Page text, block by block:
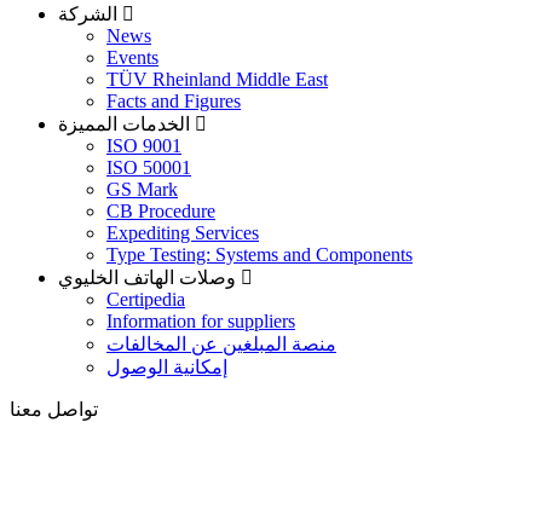
News
Events
TÜV Rheinland Middle East
Facts and Figures
ISO 9001
ISO 50001
GS Mark
CB Procedure
Expediting Services
Type Testing: Systems and Components
Certipedia
Information for suppliers
منصة المبلغين عن المخالفات
إمكانية الوصول
تواصل معنا